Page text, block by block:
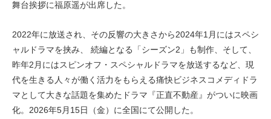
舞台挨拶に福原遥が出席した。
2022年に放送され、その反響の大きさから2024年1月にはスペシ
ャルドラマを挟み、 続編となる「シーズン2」も制作、そして、
昨年2月にはスピンオフ・スペシャルドラマを放送するなど、現
代を生きる人々が働く活力をもらえる痛快ビジネスコメディドラ
マとして大きな話題を集めたドラマ『正直不動産』がついに映画
化。2026年5月15日（金）に全国にて公開した。